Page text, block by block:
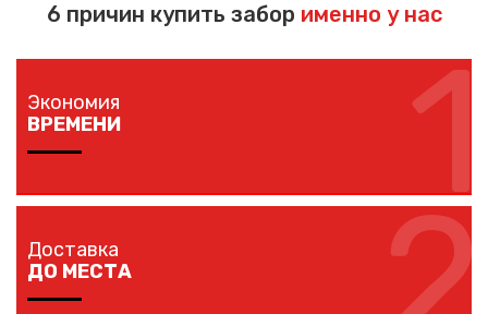
6 причин купить забор именно у нас
1
Экономия
ВРЕМЕНИ
зависимости от длины забора, способа монтажа и
наличия ворот и калиток.
Доставка
ДО МЕСТА